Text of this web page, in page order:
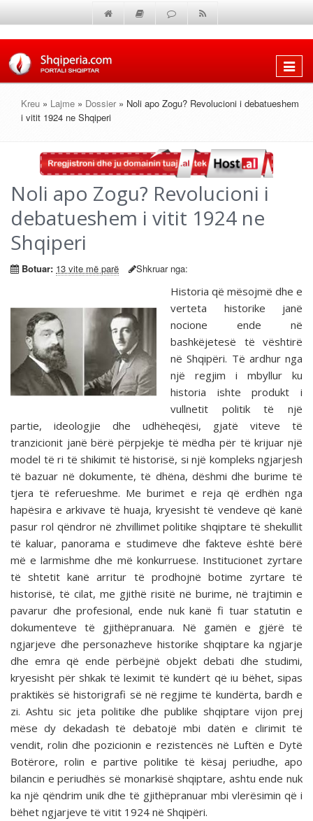
Shfaq
Kreu » Lajme » Dossier » Noli apo Zogu? Revolucioni i debatueshem
i vitit 1924 ne Shqiperi
Noli apo Zogu? Revolucioni i
debatueshem i vitit 1924 ne
Shqiperi
Botuar: 13 vite më parë Shkruar nga:
Historia që mësojmë dhe e
verteta historike janë
nocione ende në
bashkëjetesë të vështirë
në Shqipëri. Të ardhur nga
një regjim i mbyllur ku
historia ishte produkt i
vullnetit politik të një
partie, ideologjie dhe udhëheqësi, gjatë viteve të
tranzicionit janë bërë përpjekje të mëdha për të krijuar një
model të ri të shikimit të historisë, si një kompleks ngjarjesh
të bazuar në dokumente, të dhëna, dëshmi dhe burime të
tjera të referueshme. Me burimet e reja që erdhën nga
hapësira e arkivave të huaja, kryesisht të vendeve që kanë
pasur rol qëndror në zhvillimet politike shqiptare të shekullit
të kaluar, panorama e studimeve dhe fakteve është bërë
më e larmishme dhe më konkurruese. Institucionet zyrtare
të shtetit kanë arritur të prodhojnë botime zyrtare të
historisë, të cilat, me gjithë risitë në burime, në trajtimin e
pavarur dhe profesional, ende nuk kanë fi tuar statutin e
dokumenteve të gjithëpranuara. Në gamën e gjërë të
ngjarjeve dhe personazheve historike shqiptare ka ngjarje
dhe emra që ende përbëjnë objekt debati dhe studimi,
kryesisht për shkak të leximit të kundërt që iu bëhet, sipas
praktikës së historigrafi së në regjime të kundërta, bardh e
zi. Ashtu sic jeta politike dhe publike shqiptare vijon prej
mëse dy dekadash të debatojë mbi datën e clirimit të
vendit, rolin dhe pozicionin e rezistencës në Luftën e Dytë
Botërore, rolin e partive politike të kësaj periudhe, apo
bilancin e periudhës së monarkisë shqiptare, ashtu ende nuk
ka një qëndrim unik dhe të gjithëpranuar mbi vlerësimin që i
bëhet ngjarjeve të vitit 1924 në Shqipëri.